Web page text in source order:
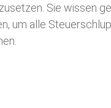
Sie wissen
um alle